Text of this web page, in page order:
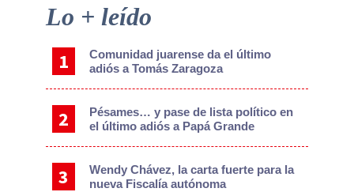
Primary
Lo + leído
Comunidad juarense da el último
adiós a Tomás Zaragoza
Pésames… y pase de lista político en
el último adiós a Papá Grande
Wendy Chávez, la carta fuerte para la
nueva Fiscalía autónoma